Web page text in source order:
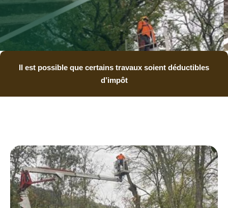
Il est possible que certains travaux soient déductibles
d’impôt